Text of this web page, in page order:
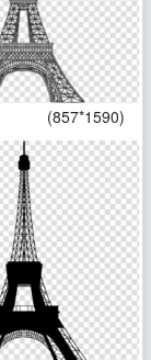
(857*1590)